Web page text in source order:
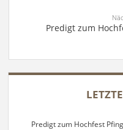
Predigt zum
SIDEBAR
Predigt zum Hochfest